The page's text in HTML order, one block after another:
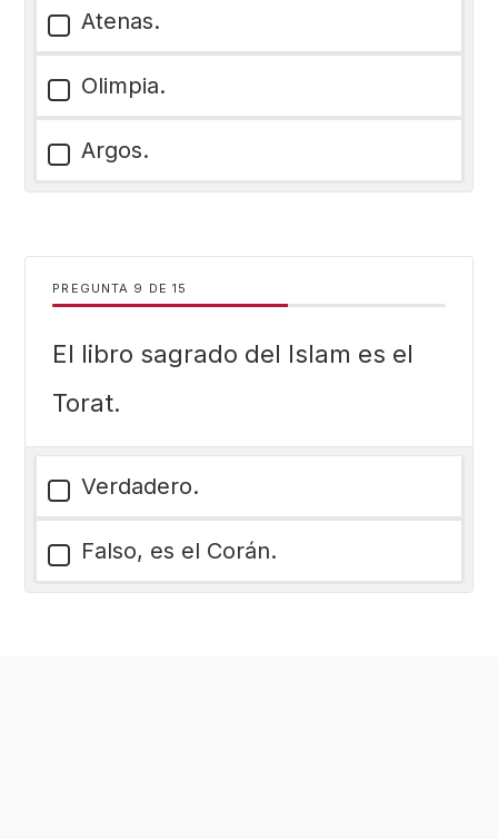
Atenas.
Olimpia.
Argos.
PREGUNTA DE 15
El libro sagrado del Islam es el
Torat.
Verdadero.
Falso, es el Corán.